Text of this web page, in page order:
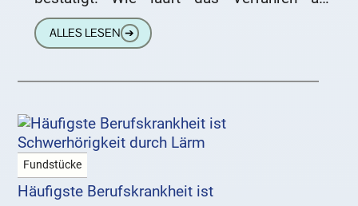
Antworten auf wichtige Fragen. „Zu
ALLES LESEN ➔
Fundstücke
Häufigste Berufskrankheit ist